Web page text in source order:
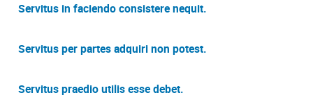
Servitus in faciendo consistere nequit.
Servitus per partes adquiri non potest.
Servitus praedio utilis esse debet.